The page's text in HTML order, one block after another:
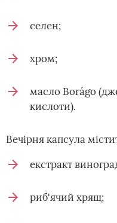
селен;
хром;
масло Borágo
кислоти).
Вечірня капсула
екстракт
риб'ячий хрящ;